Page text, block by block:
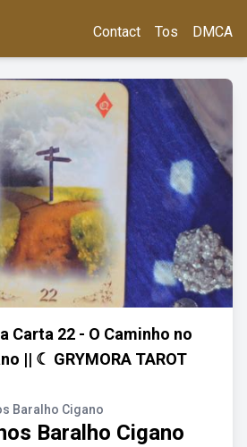
Contact Tos DMCA
Carta 22 - O Caminho no
|| ☾ GRYMORA TAROT
Baralho Cigano
Baralho Cigano